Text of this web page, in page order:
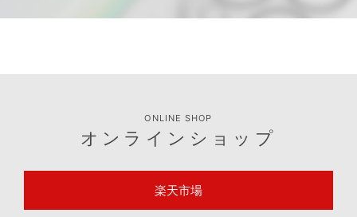
ONLINE SHOP
オンラインショップ
楽天市場